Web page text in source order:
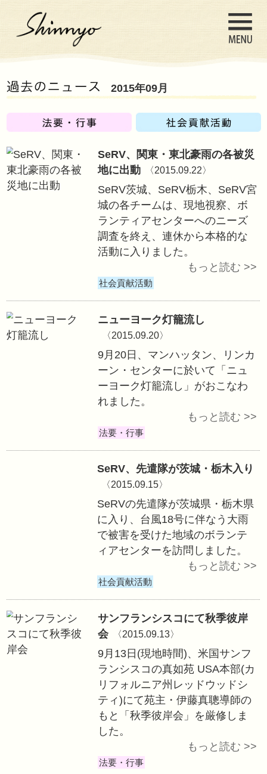
2015年09月
SeRV、関東・東
地に出動 〈
SeRV茨城、
城の各チームは
ランティアセン
調査を終え、連
活動に入りました
社会貢献活動
ニューヨーク灯籠
〈2015.09.20〉
9月20日、マンハ
ーン・センター
ーヨーク灯籠流
れました。
法要・行事
SeRV、先遣隊が
〈2015.09.15〉
SeRVの先遣隊が
に入り、台風18
で被害を受けた地